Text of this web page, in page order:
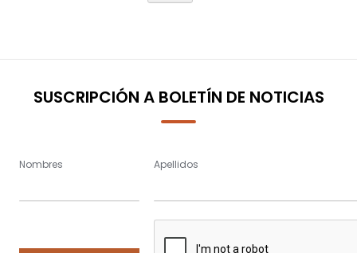
SUSCRIPCIÓN A BOLETÍN DE NOTICIAS
Nombres Apellidos